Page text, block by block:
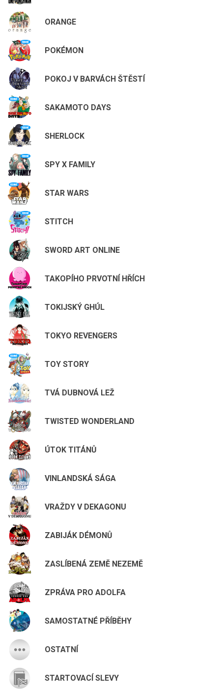
ORANGE
POKÉMON
POKOJ V BARVÁCH ŠTĚSTÍ
SAKAMOTO DAYS
SHERLOCK
SPY X FAMILY
STAR WARS
STITCH
SWORD ART ONLINE
TAKOPÍHO PRVOTNÍ HŘÍCH
TOKIJSKÝ GHÚL
TOKYO REVENGERS
TOY STORY
TVÁ DUBNOVÁ LEŽ
TWISTED WONDERLAND
ÚTOK TITÁNŮ
VINLANDSKÁ SÁGA
VRAŽDY V DEKAGONU
ZABIJÁK DÉMONŮ
ZASLÍBENÁ ZEMĚ NEZEMĚ
ZPRÁVA PRO ADOLFA
SAMOSTATNÉ PŘÍBĚHY
OSTATNÍ
STARTOVACÍ SLEVY